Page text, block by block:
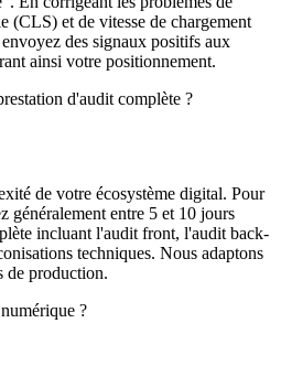
(CLS) et de vitesse de chargement
des signaux positifs aux
ainsi votre positionnement.
d'audit complète ?
de votre écosystème digital. Pour
généralement entre 5 et 10 jours
incluant l'audit front, l'audit back-
techniques. Nous adaptons
de production.
?